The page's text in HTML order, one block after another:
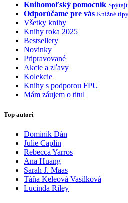
Knihomoľský pomocník
Odporúčame pre vás Knižné
Všetky knihy
Knihy roka 2025
Bestsellery
Novinky
Pripravované
Akcie a zľavy
Kolekcie
Knihy s podporou FPU
Mám záujem o titul
Top autori
Dominik Dán
Julie Caplin
Rebecca Yarros
Ana Huang
Sarah J. Maas
Táňa Keleová Vasilková
Lucinda Riley